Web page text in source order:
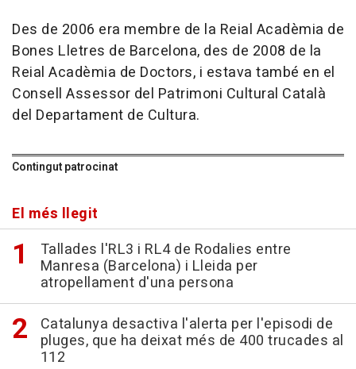
Des de 2006 era membre de la Reial Acadèmia de
Bones Lletres de Barcelona, des de 2008 de la
Reial Acadèmia de Doctors, i estava també en el
Consell Assessor del Patrimoni Cultural Català
del Departament de Cultura.
Contingut patrocinat
El més llegit
Tallades l'RL3 i RL4 de Rodalies entre
Manresa (Barcelona) i Lleida per
atropellament d'una persona
Catalunya desactiva l'alerta per l'episodi de
pluges, que ha deixat més de 400 trucades al
112